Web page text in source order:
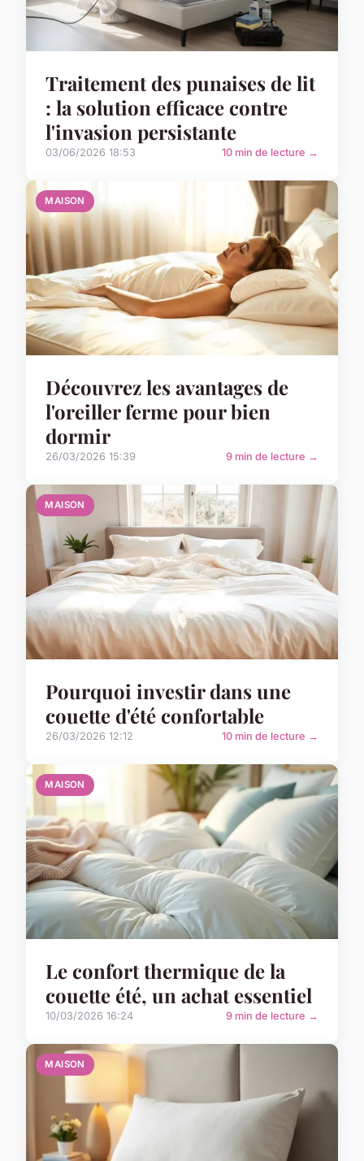
Traitement des punaises de lit
: la solution efficace contre
l'invasion persistante
03/06/2026 18:53 10 min de lecture →
MAISON
Découvrez les avantages de
l'oreiller ferme pour bien
dormir
26/03/2026 15:39 9 min de lecture →
MAISON
Pourquoi investir dans une
couette d'été confortable
26/03/2026 12:12 10 min de lecture →
MAISON
Le confort thermique de la
couette été, un achat essentiel
10/03/2026 16:24 9 min de lecture →
MAISON